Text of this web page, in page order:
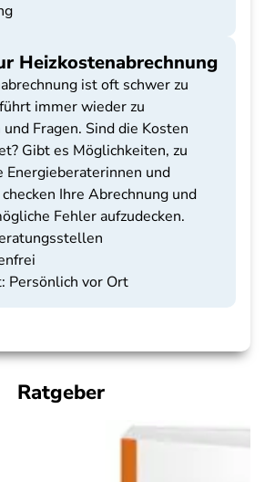
Heizkostenabrechnung
ist oft schwer zu
immer wieder zu
Fragen. Sind die Kosten
Gibt es Möglichkeiten, zu
Energieberaterinnen und
Ihre Abrechnung und
Fehler aufzudecken.
Persönlich vor Ort
Ratgeber